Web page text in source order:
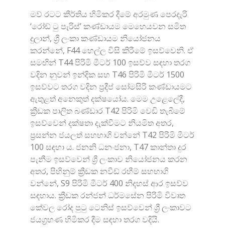
මව් රටට කීර්තිය හිමිකර දීමේ අරමුණ පෙරදැරි
‘රෝඩ් ටු පැරිස්’ කණ්ඩායම මෙහෙයවන සමිත
දුලාන්, ශ්‍රී ලංකා කණ්ඩායම නියෝජනය
කරන්නේ, F44 හෙල්ල විසි කිරීමේ ඉසව්වෙනි. ඒ
සමඟින් T44 පිරිමි මීටර් 100 ඉසව්ව සඳහා තරග
වදින නුවන් ඉන්දික සහ T46 පිරිමි මීටර් 1500
ඉසව්වට තරග වදින ප්‍රදීප් සෝමසිරි කණ්ඩායමට
ඇතුළත් අනෙකුත් දක්ෂයෝය. මෙම උළෙලේදී,
ක්‍රීඩක පාලිත බණ්ඩාර T42 පිරිමි වෙඩි තැබීමේ
ඉසව්වෙන් දක්ෂතා දැක්වීමට නියමිත අතර,
ප්‍රසන්න ජයලත් සහභාගි වන්නේ T42 පිරිමි මීටර්
100 සඳහා ය. ජනනි ධනංජනා, T47 කාන්තා දුර
පැනීම ඉසව්වෙන් ශ්‍රී ලංකාව නියෝජනය කරන
අතර, පිහිනුම් ක්‍රීඩක නවීඩ් රහීම් සහභාගි
වන්නේ, S9 පිරිමි මීටර් 400 නිදහස් ආර ඉසව්ව
සඳහාය. ක්‍රීඩක රන්ජන් ධර්මසේන පිරිමි විවෘත
කේවල රෝද පුටු ටෙනිස් ඉසව්වෙන් ශ්‍රී ලංකාවට
ජයග්‍රහණ හිමිකර දීම සඳහා තරග වදියි.